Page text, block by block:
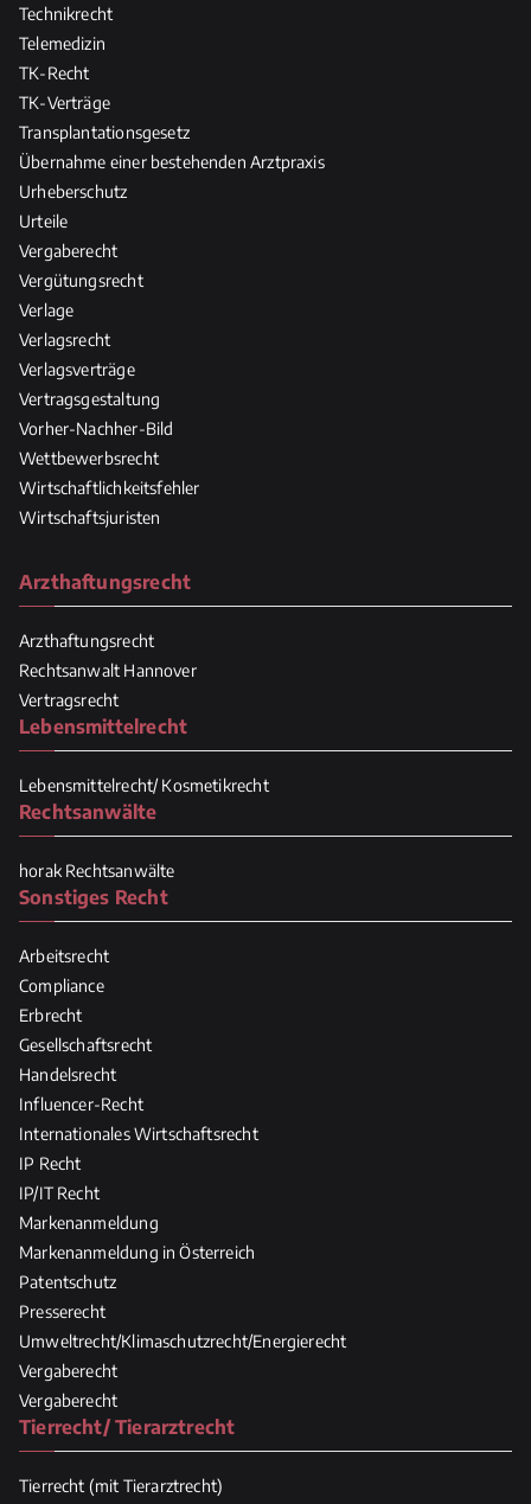
Technikrecht
Telemedizin
TK-Recht
TK-Verträge
Transplantationsgesetz
Übernahme einer bestehenden Arztpraxis
Urheberschutz
Urteile
Vergaberecht
Vergütungsrecht
Verlage
Verlagsrecht
Verlagsverträge
Vertragsgestaltung
Vorher-Nachher-Bild
Wettbewerbsrecht
Wirtschaftlichkeitsfehler
Wirtschaftsjuristen
Arzthaftungsrecht
Arzthaftungsrecht
Rechtsanwalt Hannover
Vertragsrecht
Lebensmittelrecht
Lebensmittelrecht/ Kosmetikrecht
Rechtsanwälte
horak Rechtsanwälte
Sonstiges Recht
Arbeitsrecht
Compliance
Erbrecht
Gesellschaftsrecht
Handelsrecht
Influencer-Recht
Internationales Wirtschaftsrecht
IP Recht
IP/IT Recht
Markenanmeldung
Markenanmeldung in Österreich
Patentschutz
Presserecht
Umweltrecht/Klimaschutzrecht/Energierecht
Vergaberecht
Vergaberecht
Tierrecht/ Tierarztrecht
Tierrecht (mit Tierarztrecht)